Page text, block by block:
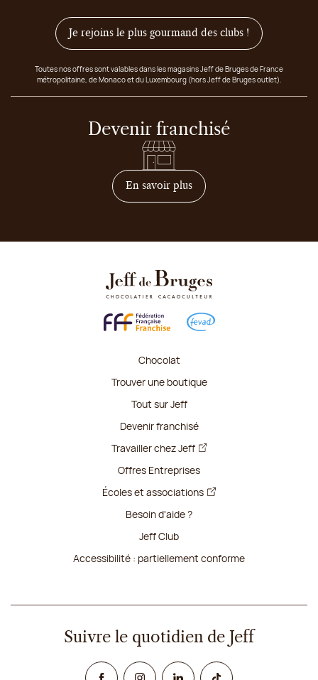
Je rejoins le plus gourmand des clubs !
Toutes nos offres sont valables dans les magasins Jeff de Bruges de France
métropolitaine, de Monaco et du Luxembourg (hors Jeff de Bruges outlet).
Devenir franchisé
En savoir plussur comment devenir
Chocolat
Trouver une boutique
Tout sur Jeff
Devenir franchisé
Travailler chez Jeff
Offres Entreprises
Écoles et associations
Besoin d'aide ?
Jeff Club
Accessibilité : partiellement conforme
Suivre le quotidien de Jeff